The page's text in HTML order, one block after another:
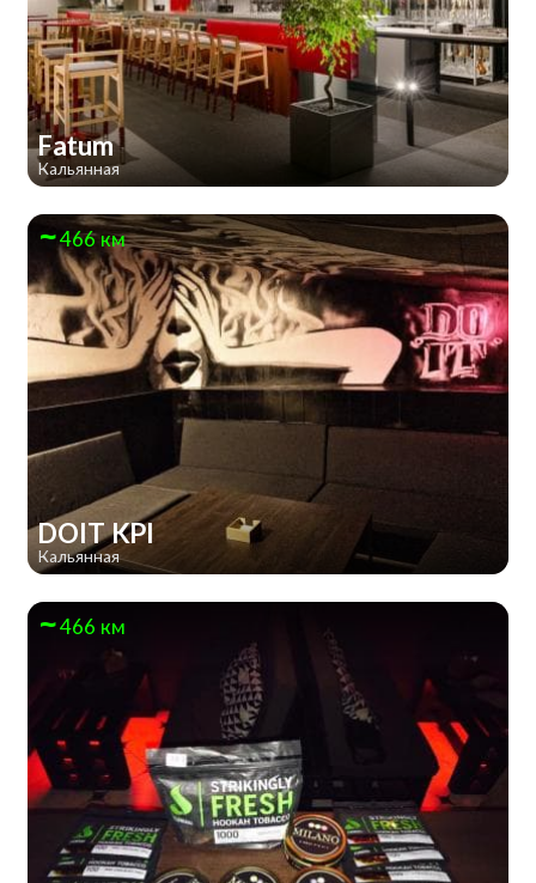
Fatum
Кальянная
466 км
DOIT KPI
Кальянная
466 км